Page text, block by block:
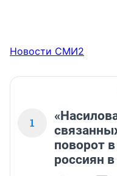
Новости СМИ2
1
поворот
россиян